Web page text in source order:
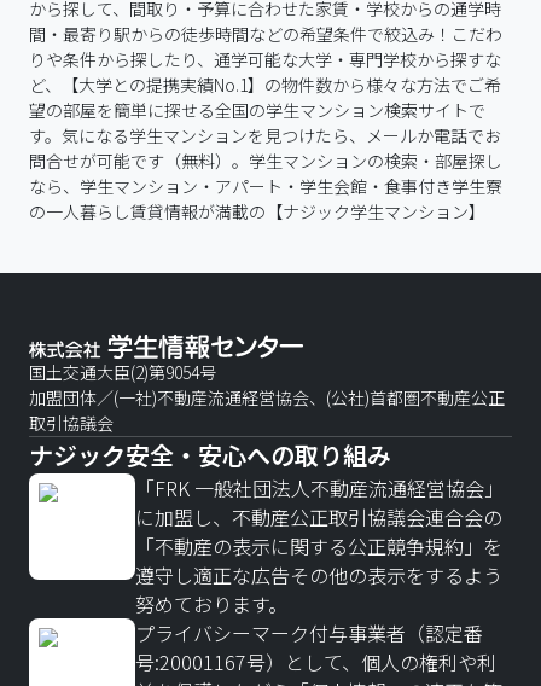
から探して、間取り・予算に合わせた家賃・学校からの通学時
間・最寄り駅からの徒歩時間などの希望条件で絞込み！こだわ
りや条件から探したり、通学可能な大学・専門学校から探すな
ど、【大学との提携実績No.1】の物件数から様々な方法でご希
望の部屋を簡単に探せる全国の学生マンション検索サイトで
す。気になる学生マンションを見つけたら、メールか電話でお
問合せが可能です（無料）。学生マンションの検索・部屋探し
なら、学生マンション・アパート・学生会館・食事付き学生寮
の一人暮らし賃貸情報が満載の【ナジック学生マンション】
国土交通大臣(2)第9054号
加盟団体／(一社)不動産流通経営協会、(公社)首都圏不動産公正
取引協議会
ナジック安全・安心への取り組み
「FRK 一般社団法人不動産流通経営協会」
に加盟し、不動産公正取引協議会連合会の
「不動産の表示に関する公正競争規約」を
遵守し適正な広告その他の表示をするよう
努めております。
プライバシーマーク付与事業者（認定番
号:20001167号）として、個人の権利や利